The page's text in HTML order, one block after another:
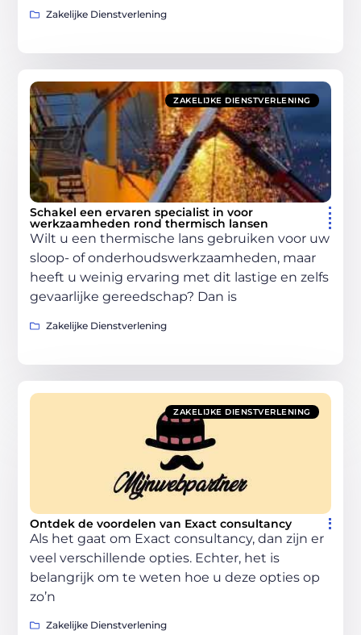
Zakelijke Dienstverlening
ZAKELIJKE DIENSTVERLENING
Schakel een ervaren specialist in voor
werkzaamheden rond thermisch lansen
Wilt u een thermische lans gebruiken voor uw
sloop- of onderhoudswerkzaamheden, maar
heeft u weinig ervaring met dit lastige en zelfs
gevaarlijke gereedschap? Dan is
Zakelijke Dienstverlening
ZAKELIJKE DIENSTVERLENING
Ontdek de voordelen van Exact consultancy
Als het gaat om Exact consultancy, dan zijn er
veel verschillende opties. Echter, het is
belangrijk om te weten hoe u deze opties op
zo’n
Zakelijke Dienstverlening